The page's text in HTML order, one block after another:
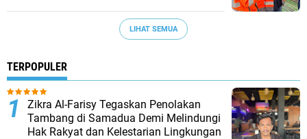
LIHAT SEMUA
TERPOPULER
Zikra Al-Farisy Tegaskan Penolakan
Tambang di Samadua Demi Melindungi
Hak Rakyat dan Kelestarian Lingkungan